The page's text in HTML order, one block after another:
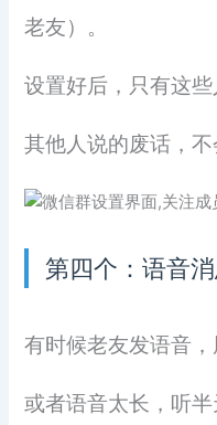
老友）。
设置好后，只有这些
其他人说的废话，不
第四个：语音
有时候老友发语音，
或者语音太长，听半